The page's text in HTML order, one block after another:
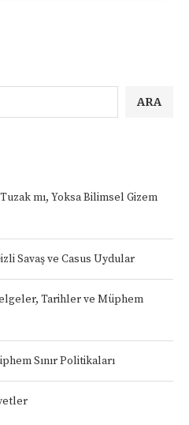
ARA
mı, Yoksa Bilimsel Gizem
Savaş ve Casus Uydular
Tarihler ve Müphem
Sınır Politikaları